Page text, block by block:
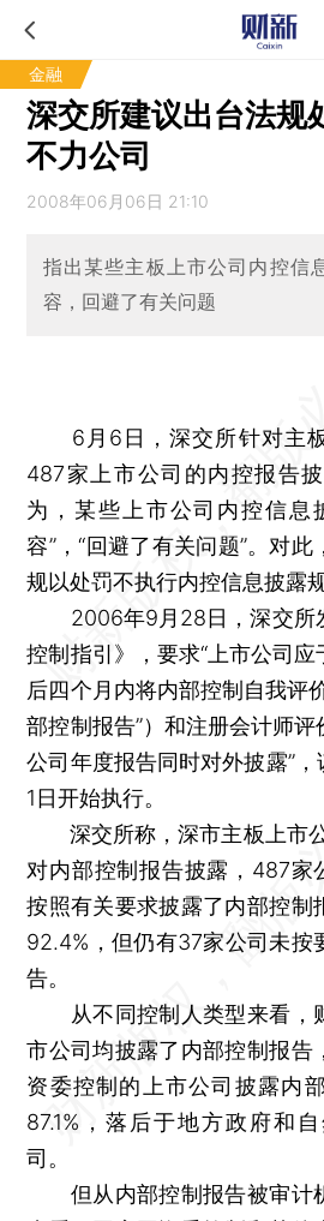
金融
深交所建议出台法规
不力公司
2008年06月06日 21:10
指出某些主板上市公司内控信
容，回避了有关问题
6月6日，深交所针对主
487家上市公司的内控报告
为，某些上市公司内控信息
容”，“回避了有关问题”。对
规以处罚不执行内控信息披露
2006年9月28日，深交所
控制指引》，要求“上市公司
后四个月内将内部控制自我评
部控制报告”）和注册会计师
公司年度报告同时对外披露”
1日开始执行。
深交所称，深市主板上市
对内部控制报告披露，487家
按照有关要求披露了内部控制
92.4%，但仍有37家公司未按
告。
从不同控制人类型来看，
市公司均披露了内部控制报告
资委控制的上市公司披露内
87.1%，落后于地方政府和
司。
但从内部控制报告被审计